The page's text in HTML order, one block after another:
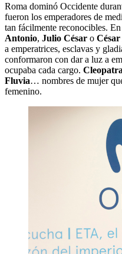
Roma dominó Occidente
fueron los emperadores de
tan fácilmente reconocibles. En
Antonio, Julio César o
a emperatrices, esclavas y
conformaron con dar a luz a
ocupaba cada cargo. Cleopatra
Fluvia… nombres de mujer
femenino.